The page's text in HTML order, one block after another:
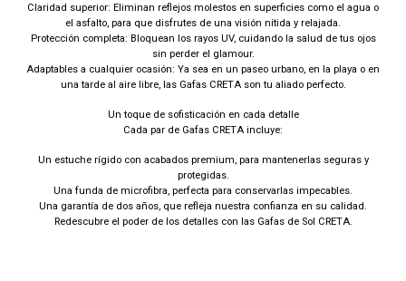
Claridad superior: Eliminan reflejos molestos en superficies como el agua o
el asfalto, para que disfrutes de una visión nítida y relajada.
Protección completa: Bloquean los rayos UV, cuidando la salud de tus ojos
sin perder el glamour.
Adaptables a cualquier ocasión: Ya sea en un paseo urbano, en la playa o en
una tarde al aire libre, las Gafas CRETA son tu aliado perfecto.
Un toque de sofisticación en cada detalle
Cada par de Gafas CRETA incluye:
Un estuche rígido con acabados premium, para mantenerlas seguras y
protegidas.
Una funda de microfibra, perfecta para conservarlas impecables.
Una garantía de dos años, que refleja nuestra confianza en su calidad.
Redescubre el poder de los detalles con las Gafas de Sol CRETA.